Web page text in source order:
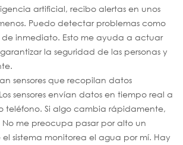
artificial, recibo alertas en unos
Puedo detectar problemas como
inmediato. Esto me ayuda a actuar
la seguridad de las personas y
sensores que recopilan datos
sensores envían datos en tiempo real a
teléfono. Si algo cambia rápidamente,
me preocupa pasar por alto un
sistema monitorea el agua por mí. Hay